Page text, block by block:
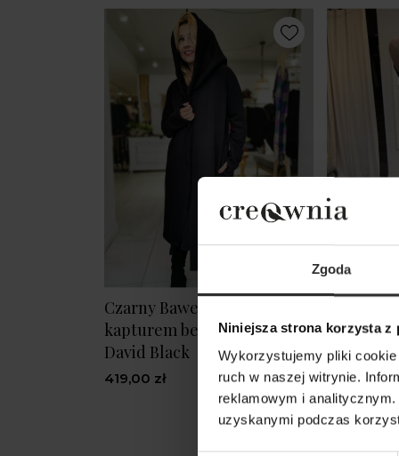
Zgoda
Niniejsza strona korzysta z
Wykorzystujemy pliki
ruch w naszej witrynie.
reklamowym i
uzyskanymi podczas
Czarny Bawełniany Płaszcz z
kapturem bez zapięcia
David Black
419,00 zł
z
Black
549,00 zł